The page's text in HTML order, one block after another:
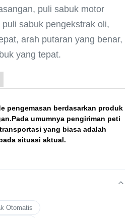
puli sabuk motor
sabuk pengekstrak oli,
arah putaran yang benar,
yang tepat.
pengemasan berdasarkan produk
umumnya pengiriman peti
yang biasa adalah
situasi aktual.
Otomatis